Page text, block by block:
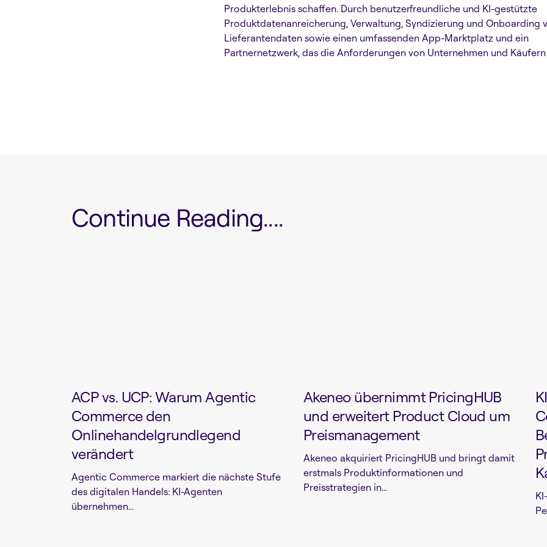
Produkterlebnis schaffen. Durch benutzerfreundliche und KI-gestützte
Produktdatenanreicherung, Verwaltung, Syndizierung und Onboarding
Lieferantendaten sowie einen umfassenden App-Marktplatz und ein
Partnernetzwerk, das die Anforderungen von Unternehmen und
Continue Reading....
ACP vs. UCP: Warum Agentic
Commerce den
Onlinehandelgrundlegend
verändert
Agentic Commerce markiert die nächste Stufe
des digitalen Handels: KI-Agenten
übernehmen...
Akeneo übernimmt PricingHUB
und erweitert Product Cloud um
Preismanagement
Akeneo akquiriert PricingHUB und bringt damit
erstmals Produktinformationen und
Preisstrategien in...